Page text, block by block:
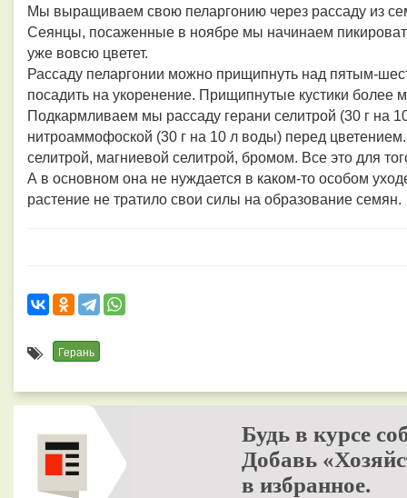
Мы выращиваем свою пеларгонию через рассаду из
Сеянцы, посаженные в ноябре мы начинаем
уже вовсю цветет.
Рассаду пеларгонии можно прищипнуть над пятым-
посадить на укоренение. Прищипнутые кустики более
Подкармливаем мы рассаду герани селитрой (30 г на
нитроаммофоской (30 г на 10 л воды) перед
селитрой, магниевой селитрой, бромом. Все это для
А в основном она не нуждается в каком-то особом
растение не тратило свои силы на образование семян.
Герань
Будь в курсе
Добавь
в избранное.